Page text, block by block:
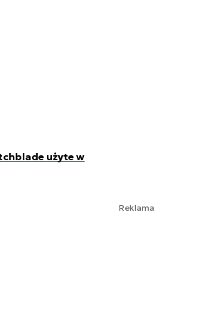
użyte w
Reklama